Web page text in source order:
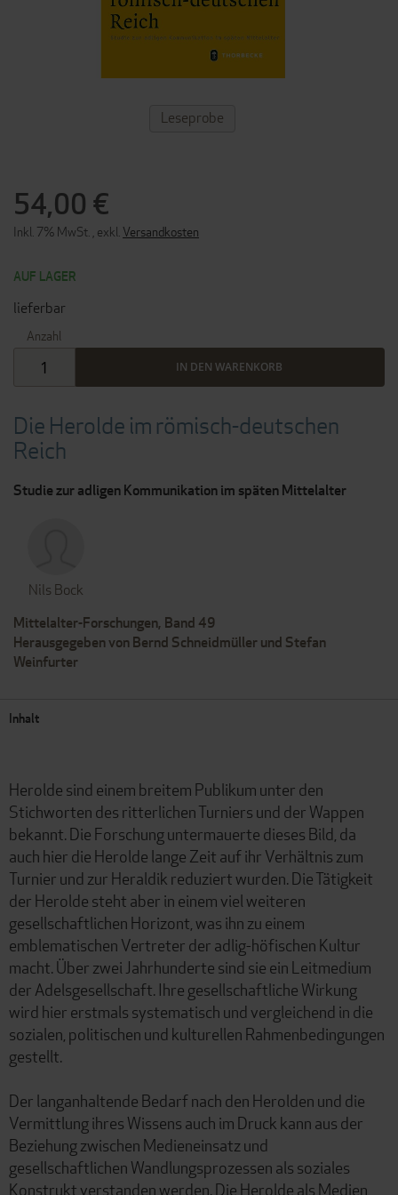
Die Herolde im römisch-deutschen
Reich
Studie zur adligen Kommunikation im späten Mittelalter
Nils Bock
Mittelalter-Forschungen, Band 49
Herausgegeben von Bernd Schneidmüller und Stefan
Weinfurter
54,00 €
Inkl. 7% MwSt. exkl. Versandkosten
AUF LAGER
lieferbar
Anzahl
IN DEN WARENKORB
ZUM
ANFANG
Leseprobe
Inhalt
Herolde sind einem breitem Publikum unter den
Stichworten des ritterlichen Turniers und der Wappen
bekannt. Die Forschung untermauerte dieses Bild, da
auch hier die Herolde lange Zeit auf ihr Verhältnis zum
Turnier und zur Heraldik reduziert wurden. Die Tätigkeit
der Herolde steht aber in einem viel weiteren
gesellschaftlichen Horizont, was ihn zu einem
emblematischen Vertreter der adlig-höfischen Kultur
macht. Über zwei Jahrhunderte sind sie ein Leitmedium
der Adelsgesellschaft. Ihre gesellschaftliche Wirkung
wird hier erstmals systematisch und vergleichend in die
sozialen, politischen und kulturellen Rahmenbedingungen
gestellt.
Der langanhaltende Bedarf nach den Herolden und die
Vermittlung ihres Wissens auch im Druck kann aus der
Beziehung zwischen Medieneinsatz und
gesellschaftlichen Wandlungsprozessen als soziales
Konstrukt verstanden werden. Die Herolde als Medien